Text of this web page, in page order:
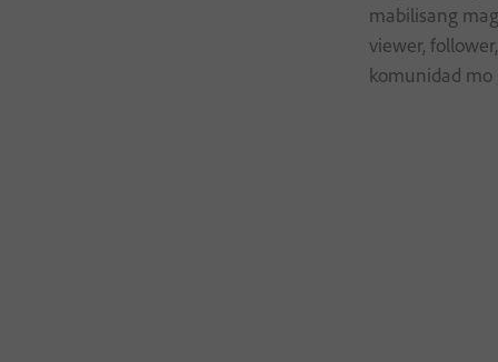
mabilisang
viewer,
komunidad